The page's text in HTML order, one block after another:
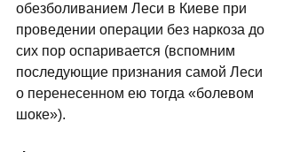
обезболиванием Леси в Киеве при
проведении операции без наркоза до
сих пор оспаривается (вспомним
последующие признания самой Леси
о перенесенном ею тогда «болевом
шоке»).